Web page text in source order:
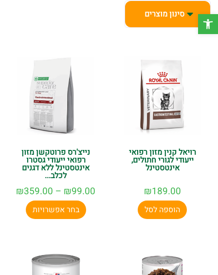
פתח סרגל נגישות
אצלנו תקבלו שירות מקצועי עם חיוך רחב ואהבה גדולה לבעלי
חייים.
צרו קשר עוד היום 6897*
סינון מוצרים
רויאל קנין מזון רפואי
ייעודי לגורי חתולים,
אינטסטינל
₪189.00
הוספה לסל
נייצ'רס פרוטקשן מזון
רפואי ייעודי גסטרו
אינטסטינל ללא דגנים
לכלב...
₪99.00
–
₪359.00
בחר אפשרויות